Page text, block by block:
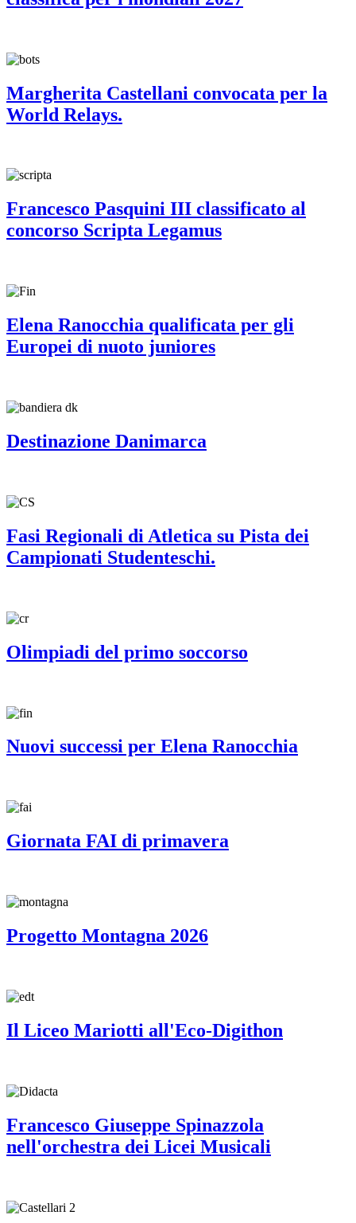
Margherita Castellani convocata per la
World Relays.
Francesco Pasquini III classificato al
concorso Scripta Legamus
Elena Ranocchia qualificata per gli
Europei di nuoto juniores
Destinazione Danimarca
Fasi Regionali di Atletica su Pista dei
Campionati Studenteschi.
Olimpiadi del primo soccorso
Nuovi successi per Elena Ranocchia
Giornata FAI di primavera
Progetto Montagna 2026
Il Liceo Mariotti all'Eco-Digithon
Francesco Giuseppe Spinazzola
nell'orchestra dei Licei Musicali